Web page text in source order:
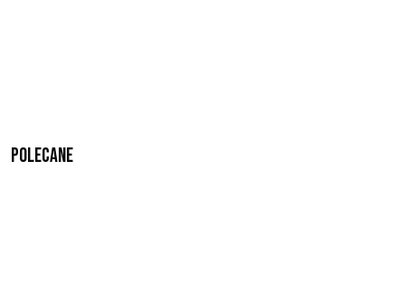
Polecane